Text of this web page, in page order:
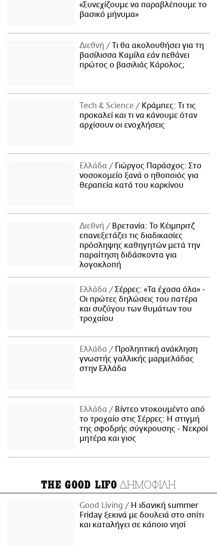
«Συνεχίζουμε να παραβλέπουμε το
βασικό μήνυμα»
Διεθνή
Τι θα ακολουθήσει για τη
βασίλισσα Καμίλα εάν πεθάνει
πρώτος ο βασιλιάς Κάρολος;
Τech & Science
Κράμπες: Τι τις
προκαλεί και τι να κάνουμε όταν
αρχίσουν οι ενοχλήσεις
Ελλάδα
Γιώργος Παράσχος: Στο
νοσοκομείο ξανά ο ηθοποιός για
θεραπεία κατά του καρκίνου
Διεθνή
Βρετανία: Το Κέιμπριτζ
επανεξετάζει τις διαδικασίες
πρόσληψης καθηγητών μετά την
παραίτηση διδάσκοντα για
λογοκλοπή
Ελλάδα
Σέρρες: «Τα έχασα όλα» -
Οι πρώτες δηλώσεις του πατέρα
και συζύγου των θυμάτων του
τροχαίου
Ελλάδα
Προληπτική ανάκληση
γνωστής γαλλικής μαρμελάδας
στην Ελλάδα
Ελλάδα
Βίντεο ντοκουμέντο από
το τροχαίο στις Σέρρες: Η στιγμή
της σφοδρής σύγκρουσης - Νεκροί
μητέρα και γιος
THE GOOD LIFO ΔΗΜΟΦΙΛΗ
Good Living
Η ιδανική summer
Friday ξεκινά με δουλειά στο σπίτι
και καταλήγει σε κάποιο νησί